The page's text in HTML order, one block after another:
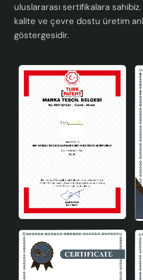
uluslararası sertifikalara
kalite ve çevre dostu üretim
göstergesidir.